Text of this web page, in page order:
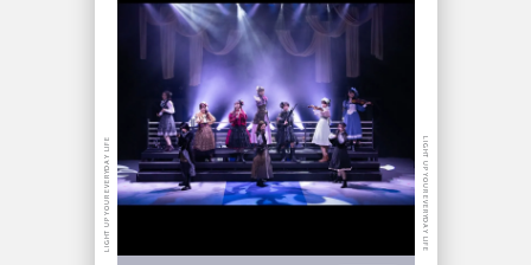
LIGHT UP YOUR EVERYDAY LIFE LIGHT UP YOUR EVERYDAY LIFE